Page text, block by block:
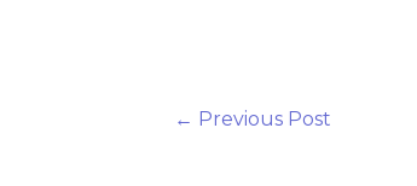
← Previous Post